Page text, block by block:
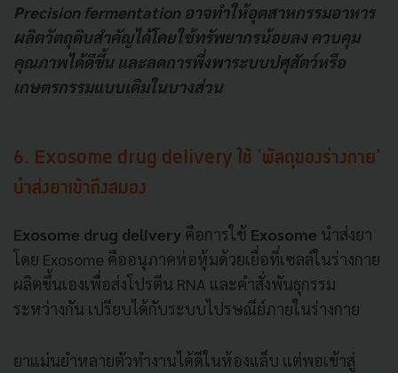
Precision fermentation อาจทำให้อุตสาหกรรมอาหาร
ผลิตวัตถุดิบสำคัญได้โดยใช้ทรัพยากรน้อยลง ควบคุม
คุณภาพได้ดีขึ้น และลดการพึ่งพาระบบปศุสัตว์หรือ
เกษตรกรรมแบบเดิมในบางส่วน
6. Exosome drug delivery ใช้ 'พัสดุของร่างกาย'
นำส่งยาเข้าถึงสมอง
Exosome drug delivery คือการใช้ Exosome นำส่งยา
โดย Exosome คืออนุภาคห่อหุ้มด้วยเยื่อที่เซลล์ในร่างกาย
ผลิตขึ้นเองเพื่อส่งโปรตีน RNA และคำสั่งพันธุกรรม
ระหว่างกัน เปรียบได้กับระบบไปรษณีย์ภายในร่างกาย
ยาแม่นยำหลายตัวทำงานได้ดีในห้องแล็บ แต่พอเข้าสู่